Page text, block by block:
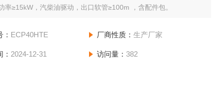
率≥15kW，汽柴油驱动，出口软管≥100m ，含配件包。
ECP40HTE 厂商性质： 生产厂家
2024-12-31 访问量： 382